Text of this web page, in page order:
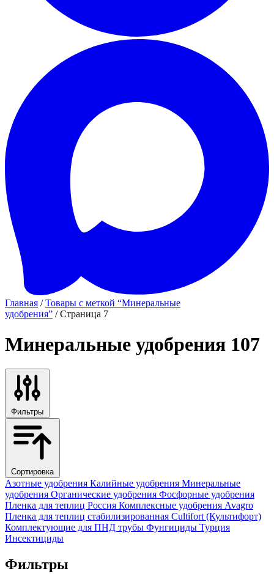
Главная /Товары с меткой “Минеральные
удобрения” / Страница 7
Минеральные удобрения 107
Фильтры
Сортировка
Азотные удобрения Калийные удобрения Минеральные
удобрения Органические удобрения Фосфорные удобрения
Пленка для теплиц Россия Комплексные удобрения Avagro
Пленка для теплиц стабилизированная Cultifort (Культифорт)
Комплектующие для ПНД трубы Фунгициды Турция
Инсектициды
Фильтры